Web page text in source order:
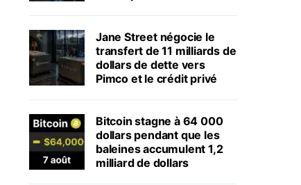
Jane Street négocie le
transfert de 11 milliards de
dollars de dette vers
Pimco et le crédit privé
Bitcoin stagne à 64 000
dollars pendant que les
baleines accumulent 1,2
milliard de dollars